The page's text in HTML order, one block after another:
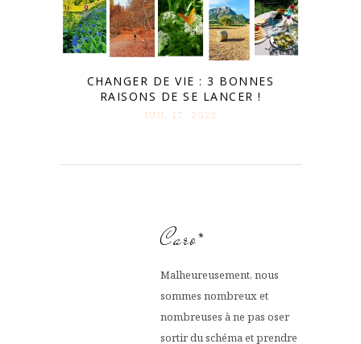
CHANGER DE VIE : 3 BONNES
RAISONS DE SE LANCER !
JUIL 17. 2023
Caro*
Malheureusement, nous
sommes nombreux et
nombreuses à ne pas oser
sortir du schéma et prendre